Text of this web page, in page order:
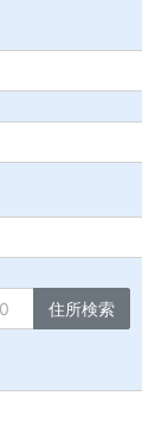
住所検索